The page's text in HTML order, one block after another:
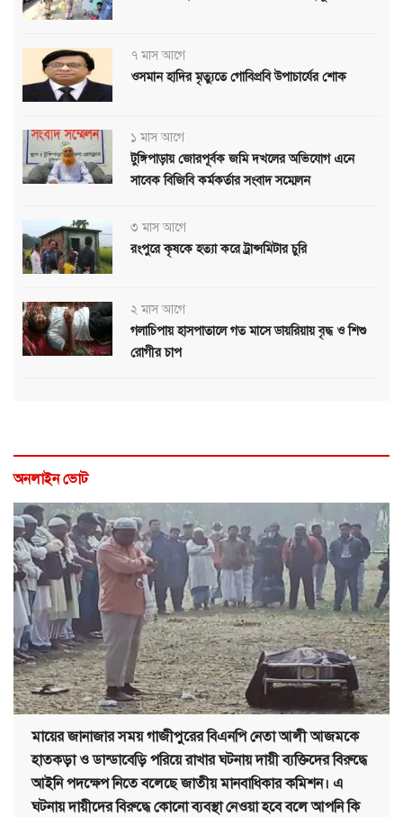
৭ মাস আগে
ওসমান হাদির মৃত্যুতে গোবিপ্রবি উপাচার্যের শোক
১ মাস আগে
টুঙ্গিপাড়ায় জোরপূর্বক জমি দখলের অভিযোগ এনে
সাবেক বিজিবি কর্মকর্তার সংবাদ সম্মেলন
৩ মাস আগে
রংপুরে কৃষকে হত্যা করে ট্রান্সমিটার চুরি
২ মাস আগে
গলাচিপায় হাসপাতালে গত মাসে ডায়রিয়ায় বৃদ্ধ ও শিশু
রোগীর চাপ
অনলাইন ভোট
মায়ের জানাজার সময় গাজীপুরের বিএনপি নেতা আলী আজমকে
হাতকড়া ও ডান্ডাবেড়ি পরিয়ে রাখার ঘটনায় দায়ী ব্যক্তিদের বিরুদ্ধে
আইনি পদক্ষেপ নিতে বলেছে জাতীয় মানবাধিকার কমিশন। এ
ঘটনায় দায়ীদের বিরুদ্ধে কোনো ব্যবস্থা নেওয়া হবে বলে আপনি কি